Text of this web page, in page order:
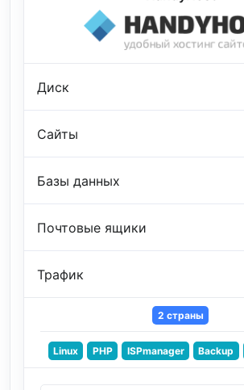
Диск
Сайты
Базы данных
Почтовые ящики
Трафик
2 страны
Linux PHP ISPmanager Backup